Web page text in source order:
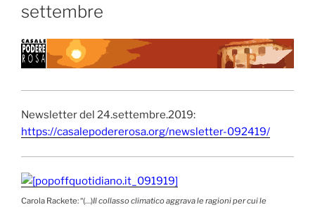
settembre
Newsletter del 24.settembre.2019:
https://casalepodererosa.org/newsletter-092419/
Carola Rackete: “(…)Il collasso climatico aggrava le ragioni per cui le